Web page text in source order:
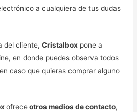
a cualquiera de tus dudas
del cliente,Cristalbox pone a
en donde puedes observa todos
caso que quieras comprar alguno
ofreceotros medios de contacto,